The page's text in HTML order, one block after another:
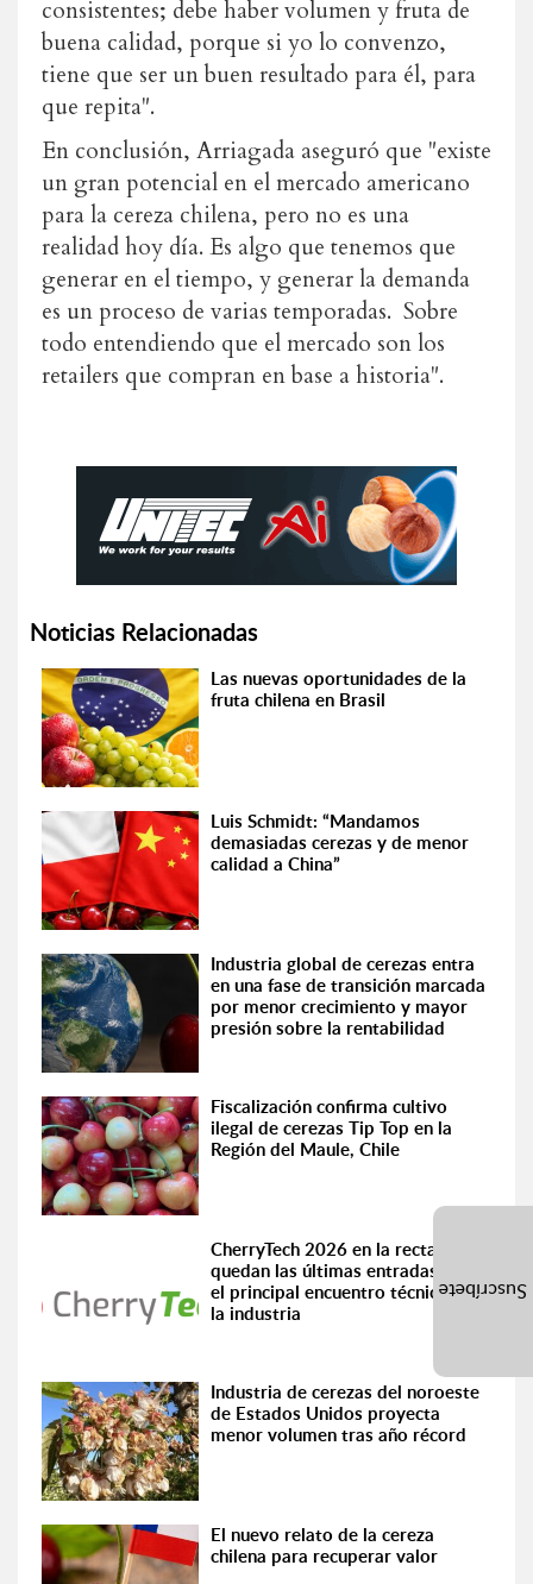
consistentes; debe haber volumen y fruta de
buena calidad, porque si yo lo convenzo,
tiene que ser un buen resultado para él, para
que repita".
En conclusión, Arriagada aseguró que "existe
un gran potencial en el mercado americano
para la cereza chilena, pero no es una
realidad hoy día. Es algo que tenemos que
generar en el tiempo, y generar la demanda
es un proceso de varias temporadas. Sobre
todo entendiendo que el mercado son los
retailers que compran en base a historia".
Noticias Relacionadas
Las nuevas oportunidades de la
fruta chilena en Brasil
Luis Schmidt: “Mandamos
demasiadas cerezas y de menor
calidad a China”
Industria global de cerezas entra
en una fase de transición marcada
por menor crecimiento y mayor
presión sobre la rentabilidad
Fiscalización confirma cultivo
ilegal de cerezas Tip Top en la
Región del Maule, Chile
CherryTech 2026 en la recta final:
quedan las últimas entradas para
el principal encuentro técnico de
la industria
Industria de cerezas del noroeste
de Estados Unidos proyecta
menor volumen tras año récord
El nuevo relato de la cereza
chilena para recuperar valor
Suscríbete